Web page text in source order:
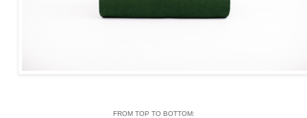
FROM TOP TO BOTTOM: